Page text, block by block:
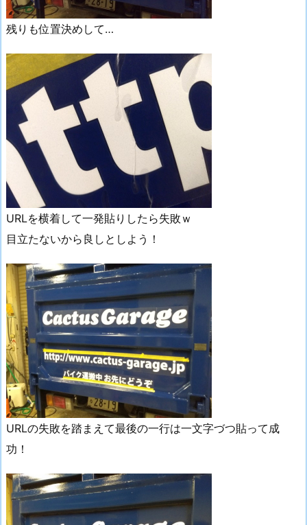
残りも位置決めして…
URLを横着して一発貼りしたら失敗ｗ
目立たないから良しとしよう！
URLの失敗を踏まえて最後の一行は一文字づつ貼って成
功！